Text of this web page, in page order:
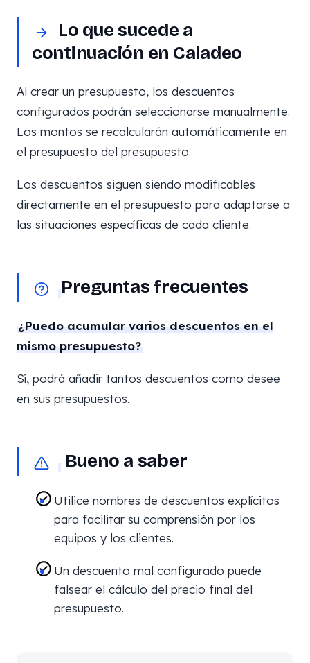
Lo que sucede a
continuación en Caladeo
Al crear un presupuesto, los descuentos
configurados podrán seleccionarse manualmente.
Los montos se recalcularán automáticamente en
el presupuesto del presupuesto.
Los descuentos siguen siendo modificables
directamente en el presupuesto para adaptarse a
las situaciones específicas de cada cliente.
Preguntas frecuentes
¿Puedo acumular varios descuentos en el
mismo presupuesto?
Sí, podrá añadir tantos descuentos como desee
en sus presupuestos.
Bueno a saber
Utilice nombres de descuentos explícitos
para facilitar su comprensión por los
equipos y los clientes.
Un descuento mal configurado puede
falsear el cálculo del precio final del
presupuesto.